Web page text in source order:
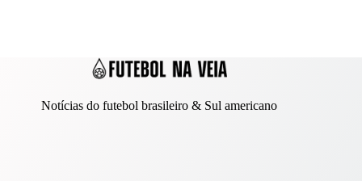
Notícias do futebol brasileiro & Sul americano